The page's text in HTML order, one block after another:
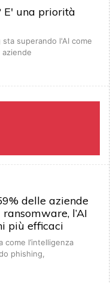
E' una priorità
superando l'AI come
delle aziende
l’AI
più efficaci
come l’intelligenza
phishing,